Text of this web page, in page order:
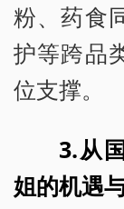
粉、药食
护等跨品
位支撑。
3.从
姐的机遇